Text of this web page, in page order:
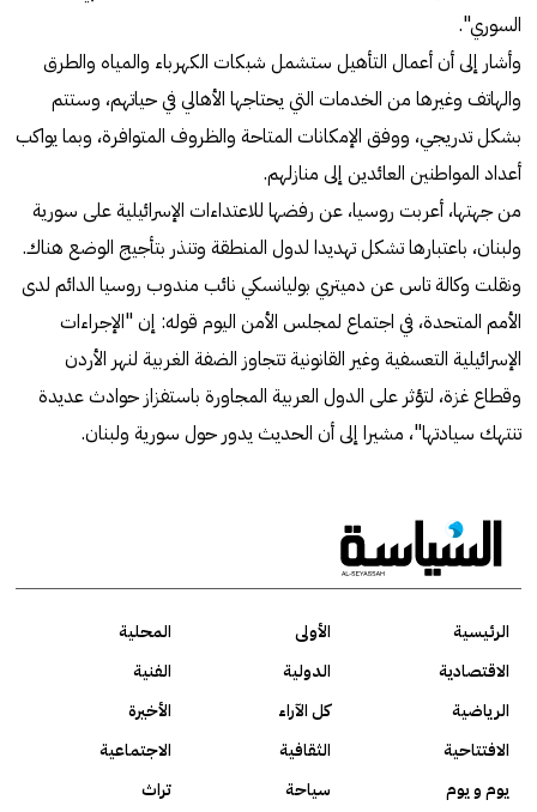
السوري".
وأشار إلى أن أعمال التأهيل ستشمل شبكات الكهرباء والمياه والطرق
والهاتف وغيرها من الخدمات التي يحتاجها الأهالي في حياتهم، وستتم
بشكل تدريجي، ووفق الإمكانات المتاحة والظروف المتوافرة، وبما يواكب
أعداد المواطنين العائدين إلى منازلهم.
من جهتها، أعربت روسيا، عن رفضها للاعتداءات الإسرائيلية على سورية
ولبنان، باعتبارها تشكل تهديدا لدول المنطقة وتنذر بتأجيج الوضع هناك.
ونقلت وكالة تاس عن دميتري بوليانسكي نائب مندوب روسيا الدائم لدى
الأمم المتحدة، في اجتماع لمجلس الأمن اليوم قوله: إن "الإجراءات
الإسرائيلية التعسفية وغير القانونية تتجاوز الضفة الغربية لنهر الأردن
وقطاع غزة، لتؤثر على الدول العربية المجاورة باستفزاز حوادث عديدة
تنتهك سيادتها"، مشيرا إلى أن الحديث يدور حول سورية ولبنان.
الرئيسية الأولى
المحلية
الاقتصادية
الدولية
الفنية
الرياضية
كل الآراء
الأخيرة
الافتتاحية
الثقافية
الاجتماعية
يوم و يوم
سياحة تراث